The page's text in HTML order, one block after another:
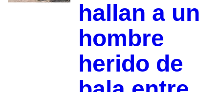
hallan a un
hombre
herido de